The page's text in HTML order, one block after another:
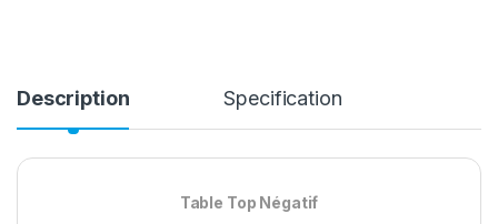
Description Specification
Table Top Négatif